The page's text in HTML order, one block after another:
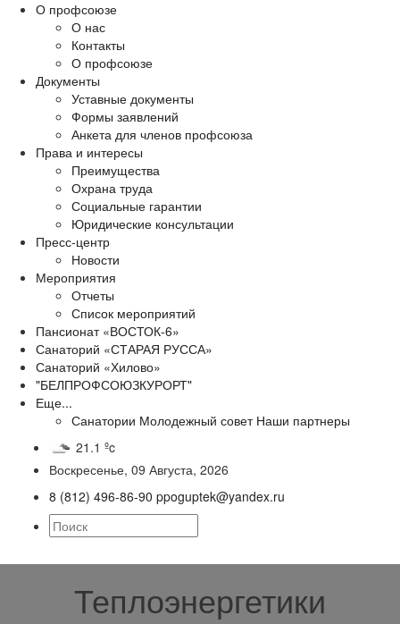
О профсоюзе
О нас
Контакты
О профсоюзе
Документы
Уставные документы
Формы заявлений
Анкета для членов профсоюза
Права и интересы
Преимущества
Охрана труда
Социальные гарантии
Юридические консультации
Пресс-центр
Новости
Мероприятия
Отчеты
Список мероприятий
Пансионат «ВОСТОК-6»
Санаторий «СТАРАЯ РУССА»
Санаторий «Хилово»
"БЕЛПРОФСОЮЗКУРОРТ"
Еще...
Санатории Молодежный совет Наши партнеры
21.1 ºc
Воскресенье, 09 Августа, 2026
8 (812) 496-86-90 ppoguptek@yandex.ru
Теплоэнергетики